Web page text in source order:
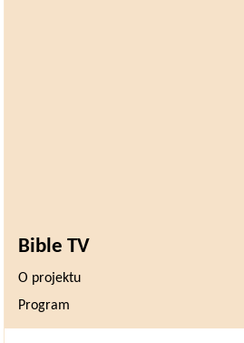
Bible TV
O projektu
Program